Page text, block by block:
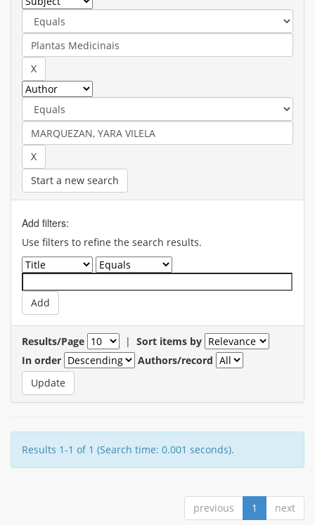
Start a new search
Add filters:
Use filters to refine the search results.
Results/Page | Sort items by
In order
Authors/record
Results 1-1 of 1 (Search time: 0.001 seconds).
previous 1 next